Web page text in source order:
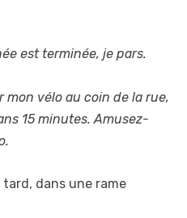
est terminée, je pars.
mon vélo au coin de la rue,
15 minutes. Amusez-
dans une rame